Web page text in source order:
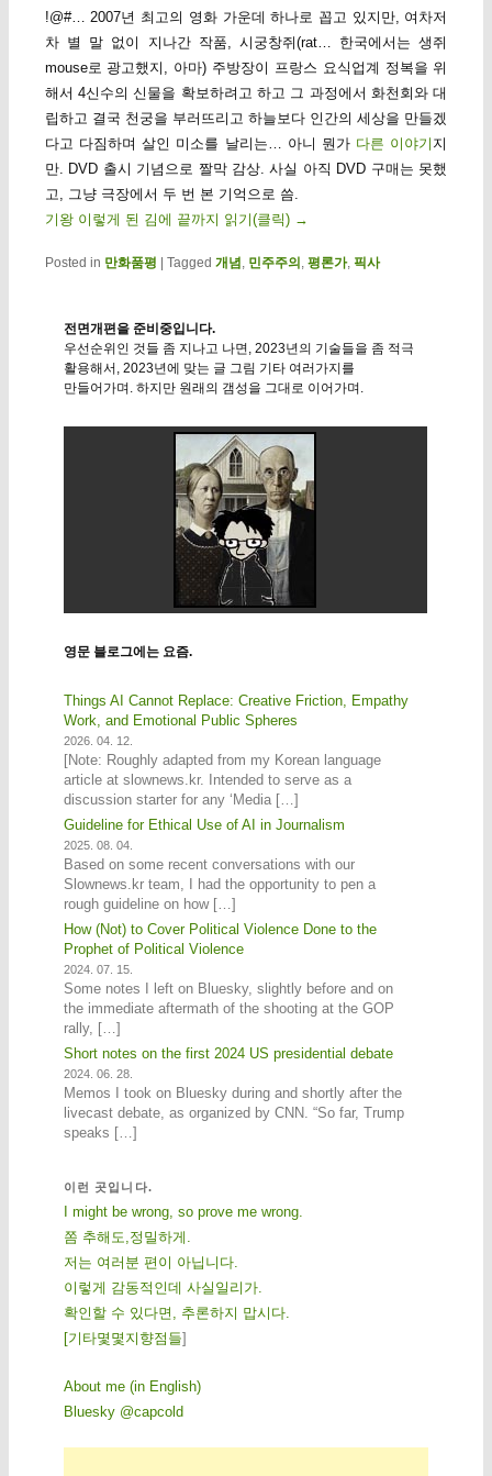
!@#… 2007년 최고의 영화 가운데 하나로 꼽고 있지만, 여차저
차 별 말 없이 지나간 작품, 시궁창쥐(rat… 한국에서는 생쥐
mouse로 광고했지, 아마) 주방장이 프랑스 요식업계 정복을 위
해서 4신수의 신물을 확보하려고 하고 그 과정에서 화천회와 대
립하고 결국 천궁을 부러뜨리고 하늘보다 인간의 세상을 만들겠
다고 다짐하며 살인 미소를 날리는… 아니 뭔가 다른 이야기 지
만. DVD 출시 기념으로 짤막 감상. 사실 아직 DVD 구매는 못했
고, 그냥 극장에서 두 번 본 기억으로 씀.
기왕 이렇게 된 김에 끝까지 읽기(클릭) →
Posted in 만화품평 Tagged 개념 , 민주주의 , 평론가, 픽사
전면개편을 준비중입니다.
우선순위인 것들 좀 지나고 나면, 2023년의 기술들을 좀 적극
활용해서, 2023년에 맞는 글 그림 기타 여러가지를
만들어가며. 하지만 원래의 갬성을 그대로 이어가며.
영문 블로그에는 요즘.
Things AI Cannot Replace: Creative Friction, Empathy
Work, and Emotional Public Spheres
2026. 04. 12.
[Note: Roughly adapted from my Korean language
article at slownews.kr. Intended to serve as a
discussion starter for any ‘Media […]
Guideline for Ethical Use of AI in Journalism
2025. 08. 04.
Based on some recent conversations with our
Slownews.kr team, I had the opportunity to pen a
rough guideline on how […]
How (Not) to Cover Political Violence Done to the
Prophet of Political Violence
2024. 07. 15.
Some notes I left on Bluesky, slightly before and on
the immediate aftermath of the shooting at the GOP
rally, […]
Short notes on the first 2024 US presidential debate
2024. 06. 28.
Memos I took on Bluesky during and shortly after the
livecast debate, as organized by CNN. “So far, Trump
speaks […]
이런 곳입니다.
I might be wrong, so prove me wrong.
쫌 추해도,정밀하게.
저는 여러분 편이 아닙니다.
이렇게 감동적인데 사실일리가.
확인할 수 있다면, 추론하지 맙시다.
[기 타몇 몇 지 향점 들]
About me (in English)
Bluesky @capcold